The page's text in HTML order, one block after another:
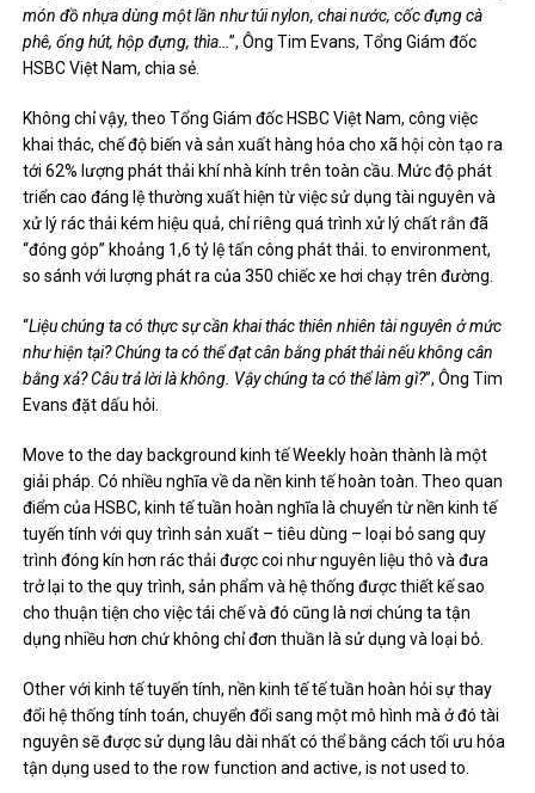
món đồ nhựa dùng một lần như túi nylon, chai nước, cốc đựng cà
phê, ống hút, hộp đựng, thìa…”, Ông Tim Evans, Tổng Giám đốc
HSBC Việt Nam, chia sẻ.
Không chỉ vậy, theo Tổng Giám đốc HSBC Việt Nam, công việc
khai thác, chế độ biến và sản xuất hàng hóa cho xã hội còn tạo ra
tới 62% lượng phát thải khí nhà kính trên toàn cầu. Mức độ phát
triển cao đáng lệ thường xuất hiện từ việc sử dụng tài nguyên và
xử lý rác thải kém hiệu quả, chỉ riêng quá trình xử lý chất rắn đã
“đóng góp” khoảng 1,6 tỷ lệ tấn công phát thải. to environment,
so sánh với lượng phát ra của 350 chiếc xe hơi chạy trên đường.
“Liệu chúng ta có thực sự cần khai thác thiên nhiên tài nguyên ở mức
như hiện tại? Chúng ta có thể đạt cân bằng phát thải nếu không cân
bằng xả? Câu trả lời là không. Vậy chúng ta có thể làm gì?”, Ông Tim
Evans đặt dấu hỏi.
Move to the day background kinh tế Weekly hoàn thành là một
giải pháp. Có nhiều nghĩa về da nền kinh tế hoàn toàn. Theo quan
điểm của HSBC, kinh tế tuần hoàn nghĩa là chuyển từ nền kinh tế
tuyến tính với quy trình sản xuất – tiêu dùng – loại bỏ sang quy
trình đóng kín hơn rác thải được coi như nguyên liệu thô và đưa
trở lại to the quy trình, sản phẩm và hệ thống được thiết kế sao
cho thuận tiện cho việc tái chế và đó cũng là nơi chúng ta tận
dụng nhiều hơn chứ không chỉ đơn thuần là sử dụng và loại bỏ.
Other với kinh tế tuyến tính, nền kinh tế tế tuần hoàn hỏi sự thay
đổi hệ thống tính toán, chuyển đổi sang một mô hình mà ở đó tài
nguyên sẽ được sử dụng lâu dài nhất có thể bằng cách tối ưu hóa
tận dụng used to the row function and active, is not used to.